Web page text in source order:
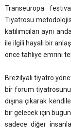
Transeuropa
Tiyatrosu
katılımcıları aynı
ile ilgili hayali bir
önce tahliye emrini
Brezilyalı tiyatro
bir forum
dışına çıkarak
bir gelecek için
sadece diğer